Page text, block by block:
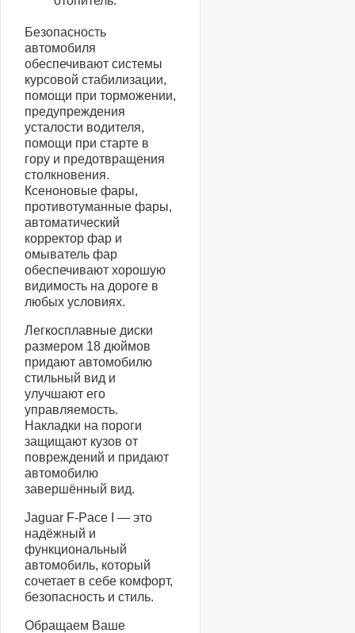
Безопасность
автомобиля
обеспечивают системы
курсовой стабилизации,
помощи при торможении,
предупреждения
усталости водителя,
помощи при старте в
гору и предотвращения
столкновения.
Ксеноновые фары,
противотуманные фары,
автоматический
корректор фар и
омыватель фар
обеспечивают хорошую
видимость на дороге в
любых условиях.
Легкосплавные диски
размером 18 дюймов
придают автомобилю
стильный вид и
улучшают его
управляемость.
Накладки на пороги
защищают кузов от
повреждений и придают
автомобилю
завершённый вид.
Jaguar F-Pace I — это
надёжный и
функциональный
автомобиль, который
сочетает в себе комфорт,
безопасность и стиль.
Обращаем Ваше